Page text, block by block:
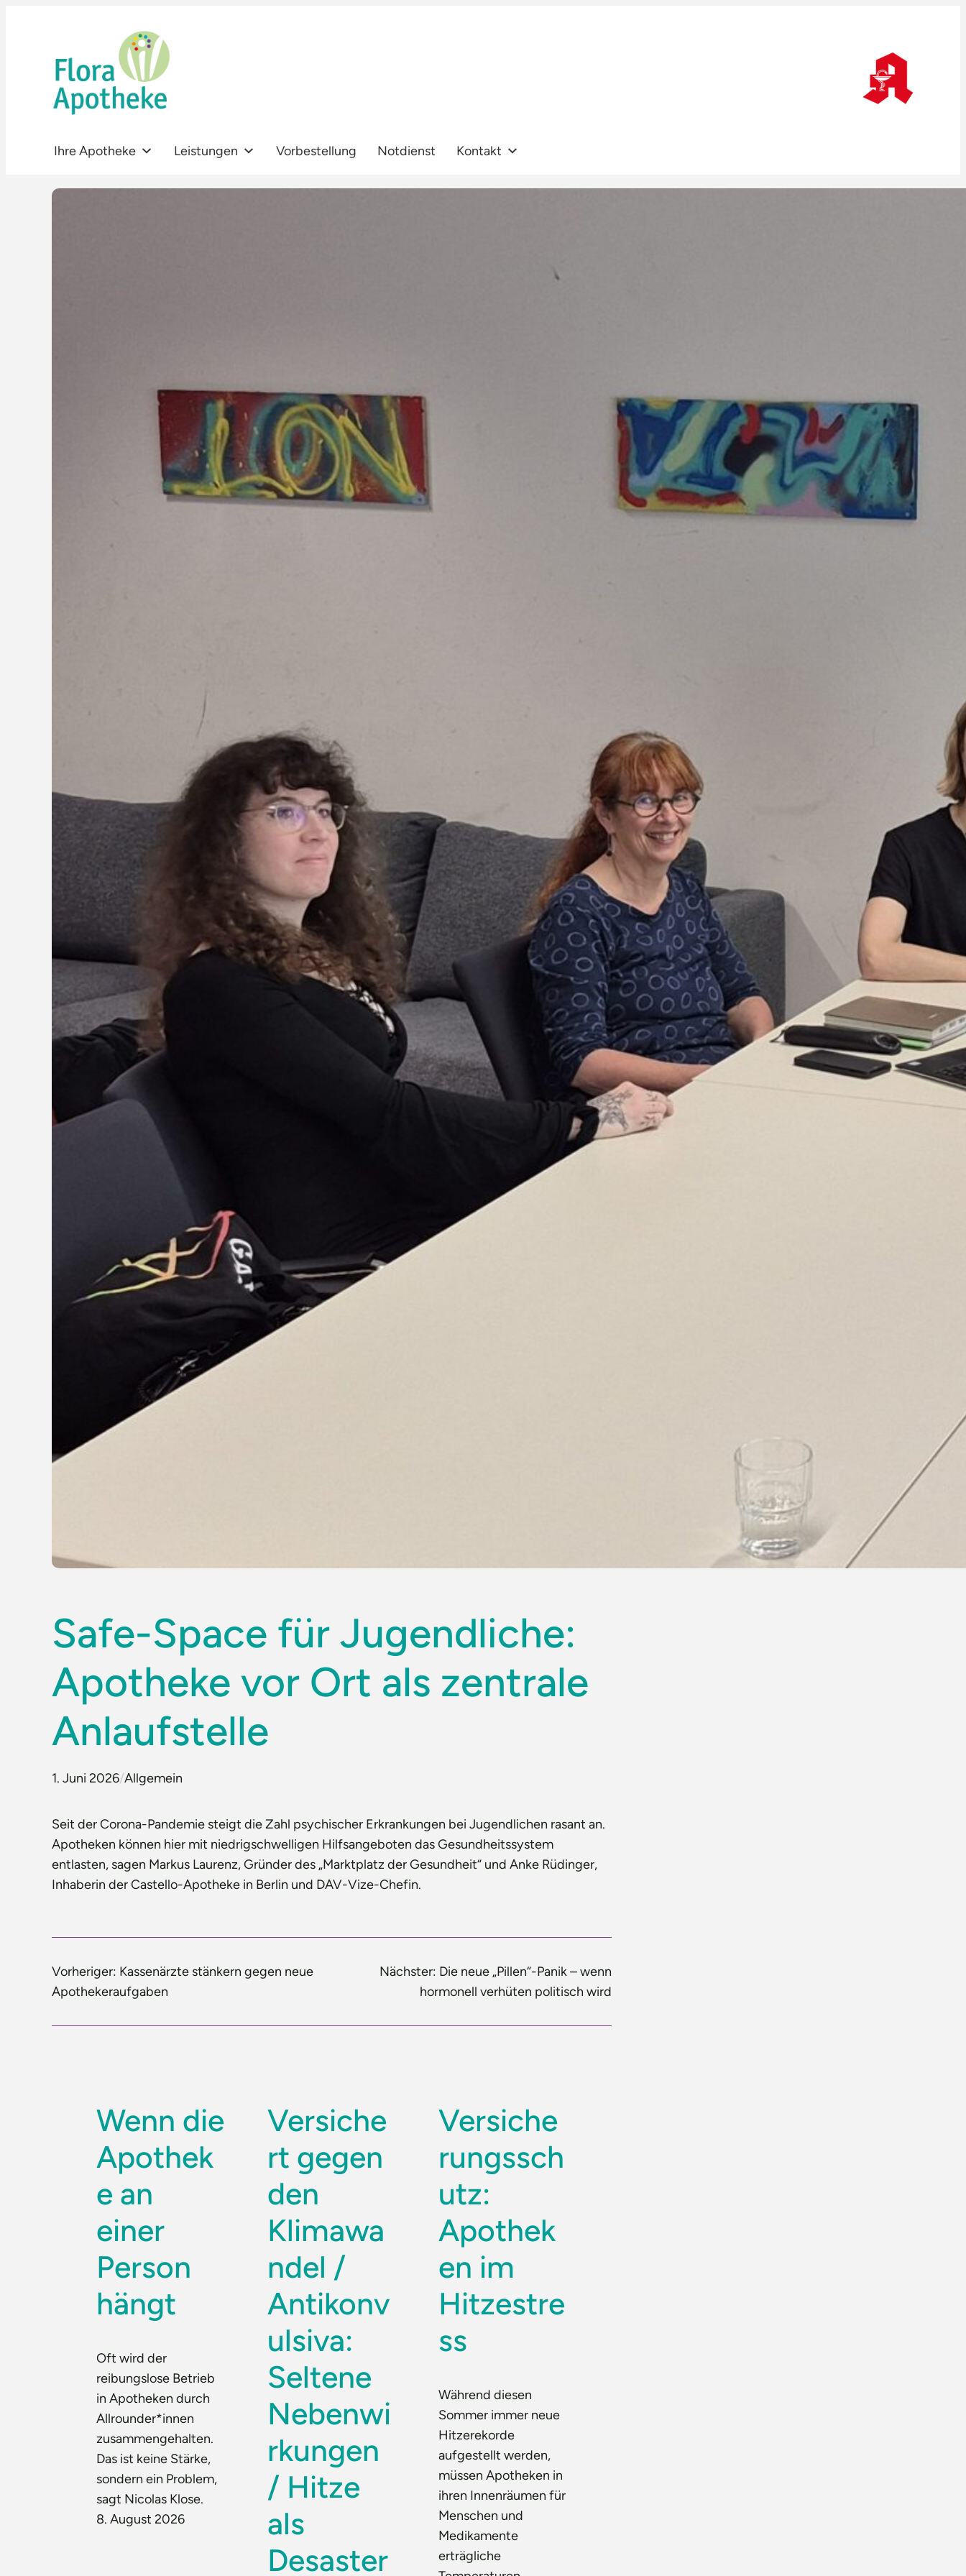
Ihre Apotheke Leistungen Vorbestellung Notdienst Kontakt
Safe-Space für Jugendliche:
Apotheke vor Ort als zentrale
Anlaufstelle
1. Juni 2026/Allgemein
Seit der Corona-Pandemie steigt die Zahl psychischer Erkrankungen bei Jugendlichen rasant an.
Apotheken können hier mit niedrigschwelligen Hilfsangeboten das Gesundheitssystem
entlasten, sagen Markus Laurenz, Gründer des „Marktplatz der Gesundheit“ und Anke Rüdinger,
Inhaberin der Castello-Apotheke in Berlin und DAV-Vize-Chefin.
Vorheriger: Kassenärzte stänkern gegen neue
Apothekeraufgaben
Nächster: Die neue „Pillen“-Panik – wenn
hormonell verhüten politisch wird
Wenn die
Apothek
e an
einer
Person
hängt
Oft wird der
reibungslose Betrieb
in Apotheken durch
Allrounder*innen
zusammengehalten.
Das ist keine Stärke,
sondern ein Problem,
sagt Nicolas Klose.
8. August 2026
Versiche
rt gegen
den
Klimawa
ndel /
Antikonv
ulsiva:
Seltene
Nebenwi
rkungen
/ Hitze
als
Desaster
Versiche
rungssch
utz:
Apothek
en im
Hitzestre
ss
Während diesen
Sommer immer neue
Hitzerekorde
aufgestellt werden,
müssen Apotheken in
ihren Innenräumen für
Menschen und
Medikamente
erträgliche
Allgemein